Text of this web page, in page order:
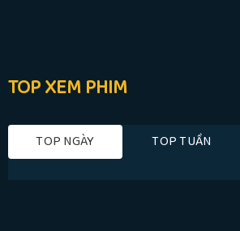
TOP XEM PHIM
TOP NGÀY TOP TUẦN